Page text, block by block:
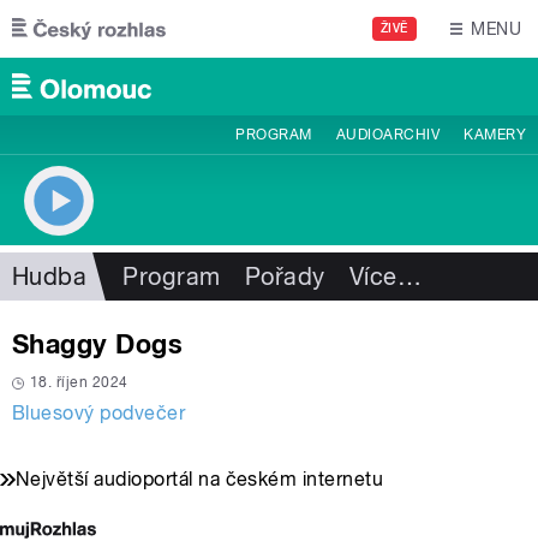
Přejít k hlavnímu obsahu
ŽIVĚ MENU
PROGRAM AUDIOARCHIV KAMERY
Hudba Program Pořady Více…
Shaggy Dogs
18. říjen 2024
Bluesový podvečer
Největší audioportál na českém internetu